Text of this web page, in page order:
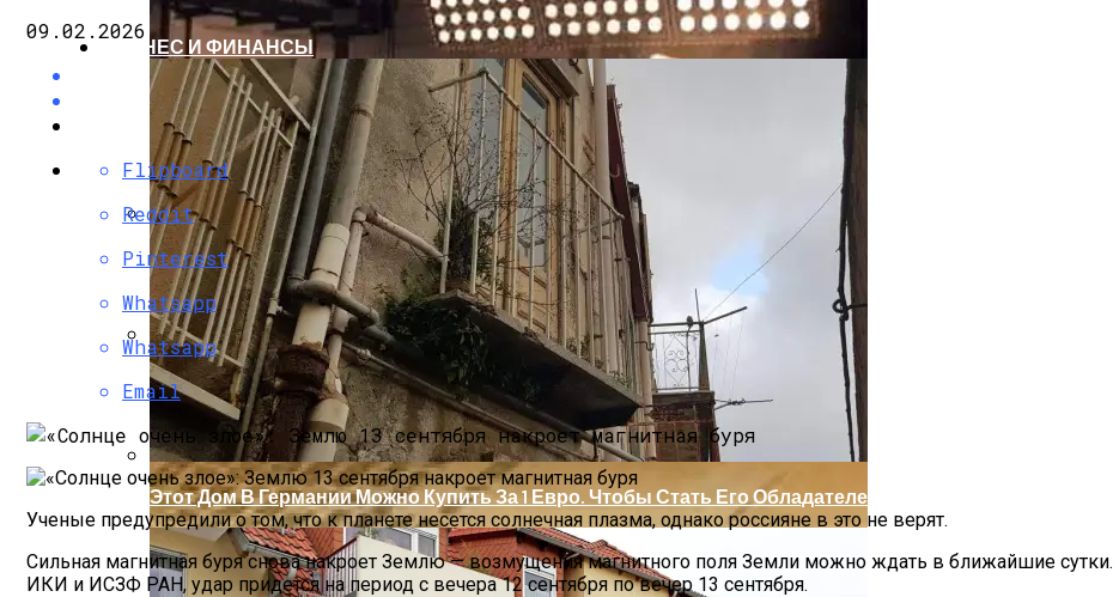
Бетонные Плиты Для Теплоизоляции: Возможности И Преимущества
Как Безопасно Довезти Елку До Дома
БИЗНЕС И ФИНАНСЫ
Этот Дом В Германии Можно Купить За 1 Евро. Чтобы Стать Его Обладателем, Необходимо
09.02.2026
Flipboard
Reddit
Pinterest
Whatsapp
Whatsapp
Email
Ученые предупредили о том, что к планете несется солнечная плазма, однако россияне в это не верят.
Сильная магнитная буря снова накроет Землю — возмущения магнитного поля Земли можно ждать в ближайшие
ИКИ и ИСЗФ РАН, удар придется на период с вечера 12 сентября по вечер 13 сентября.